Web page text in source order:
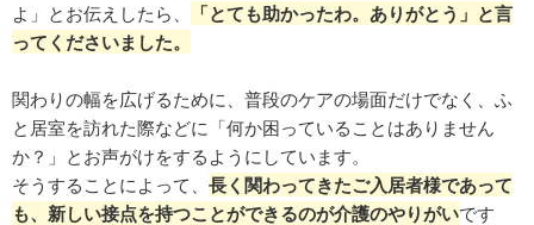
よ」とお伝えしたら、
「とても助かったわ。ありがとう」と言
ってくださいました。
関わりの幅を広げるために、普段のケアの場面だけでなく、ふ
と居室を訪れた際などに「何か困っていることはありません
か？」とお声がけをするようにしています。
そうすることによって、 長く関わってきたご入居者様であって
も、新しい接点を持つことができるのが介護のやりがいです